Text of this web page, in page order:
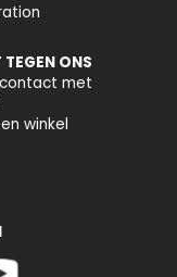
TEGEN ONS
met
winkel